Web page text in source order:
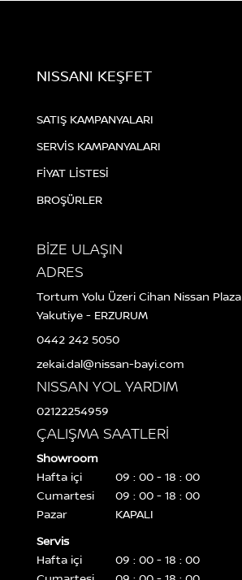
NISSANI KEŞFET
SATIŞ KAMPANYALARI
SERVİS KAMPANYALARI
FİYAT LİSTESİ
BROŞÜRLER
BİZE ULAŞIN
ADRES
Tortum Yolu Üzeri Cihan Nissan Plaza
Yakutiye - ERZURUM
0442 242 5050
zekai.dal@nissan-bayi.com
NISSAN YOL YARDIM
02122254959
ÇALIŞMA SAATLERİ
Showroom
Hafta içi
09 : 00 - 18 : 00
Cumartesi
09 : 00 - 18 : 00
Pazar
KAPALI
Servis
Hafta içi
09 : 00 - 18 : 00